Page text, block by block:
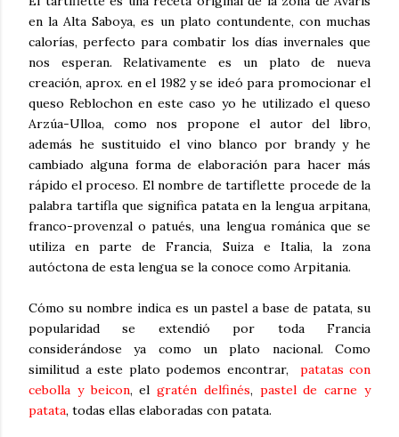
en la Alta Saboya, es un plato contundente, con muchas
calorías, perfecto para combatir los días invernales que
nos esperan. Relativamente es un plato de nueva
creación, aprox. en el 1982 y se ideó para promocionar el
queso Reblochon en este caso yo he utilizado el queso
Arzúa-Ulloa, como nos propone el autor del libro,
además he sustituido el vino blanco por brandy y he
cambiado alguna forma de elaboración para hacer más
rápido el proceso. El nombre de tartiflette procede de la
palabra tartifla que significa patata en la lengua arpitana,
franco-provenzal o patués, una lengua románica que se
utiliza en parte de Francia, Suiza e Italia, la zona
autóctona de esta lengua se la conoce como Arpitania.
Cómo su nombre indica es un pastel a base de patata, su
popularidad se extendió por toda Francia
considerándose ya como un plato nacional. Como
similitud a este plato podemos encontrar, patatas con
cebolla y beicon, elgratén delfinés, pastel de carne y
patata, todas ellas elaboradas con patata.